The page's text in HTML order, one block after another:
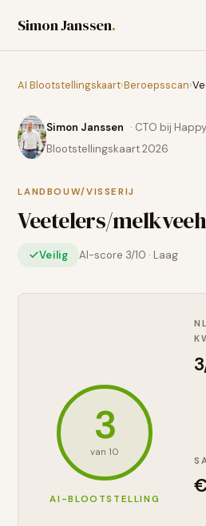
Simon Janssen.
AI Blootstellingskaart›Beroepsscan›
Simon Janssen · CTO bij
Blootstellingskaart 2026
LANDBOUW/VISSERIJ
Veetelers/
Veilig AI-score 3/10 · Laag
3
van 10
AI-BLOOTSTELLING
3